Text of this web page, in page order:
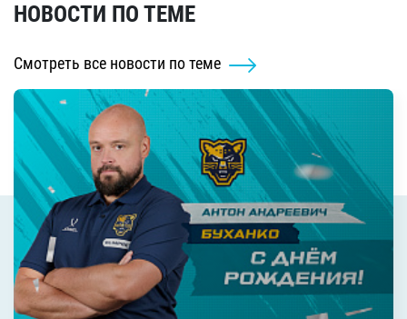
НОВОСТИ ПО ТЕМЕ
Смотреть все новости по теме